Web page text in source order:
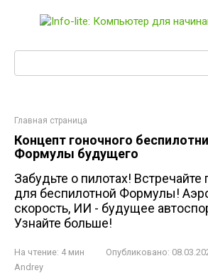
Главная страница
Концепт гоночного
Формулы будущего
Забудьте о пилотах!
для беспилотной Формулы!
скорость, ИИ - будущее
Узнайте больше!
На чтение: 4 мин Опубликовано:
Andrey